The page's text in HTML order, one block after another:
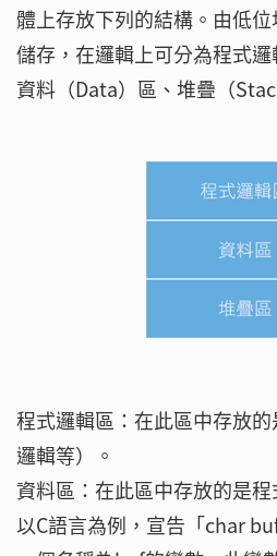
體上存放下列的結構。由低
儲存，在邏輯上可分為程式
資料（Data）區、堆疊（
程式邏輯區：在此區中存放
邏輯等）。
資料區：在此區中存放的是
以C語言為例，宣告「char